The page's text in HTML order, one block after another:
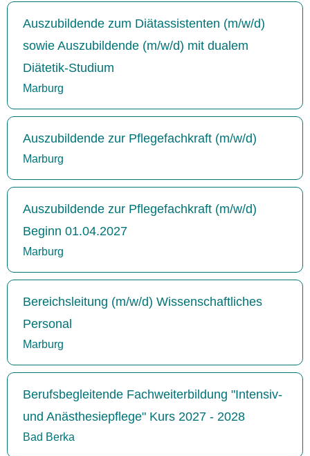
Auszubildende zum Diätassistenten (m/w/d)
sowie Auszubildende (m/w/d) mit dualem
Diätetik-Studium
Marburg
Auszubildende zur Pflegefachkraft (m/w/d)
Marburg
Auszubildende zur Pflegefachkraft (m/w/d)
Beginn 01.04.2027
Marburg
Bereichsleitung (m/w/d) Wissenschaftliches
Personal
Marburg
Berufsbegleitende Fachweiterbildung "Intensiv-
und Anästhesiepflege" Kurs 2027 - 2028
Bad Berka